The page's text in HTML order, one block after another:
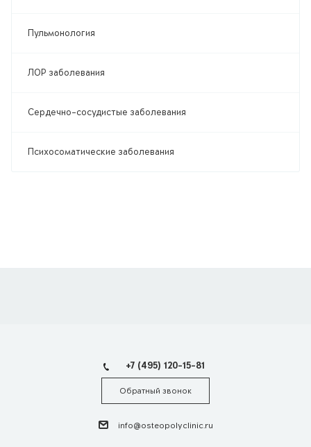
Пульмонология
ЛОР заболевания
Сердечно-сосудистые заболевания
Психосоматические заболевания
+7 (495) 120-15-81
Обратный звонок
info@osteopolyclinic.ru